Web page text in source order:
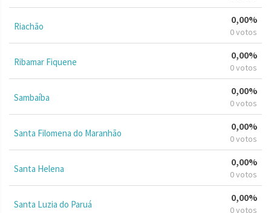
Riachão
0,00%
0 votos
Ribamar Fiquene
0,00%
0 votos
Sambaíba
0,00%
0 votos
Santa Filomena do Maranhão
0,00%
0 votos
Santa Helena
0,00%
0 votos
Santa Luzia do Paruá
0,00%
0 votos